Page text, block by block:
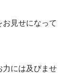
見せになって
力には及びませ